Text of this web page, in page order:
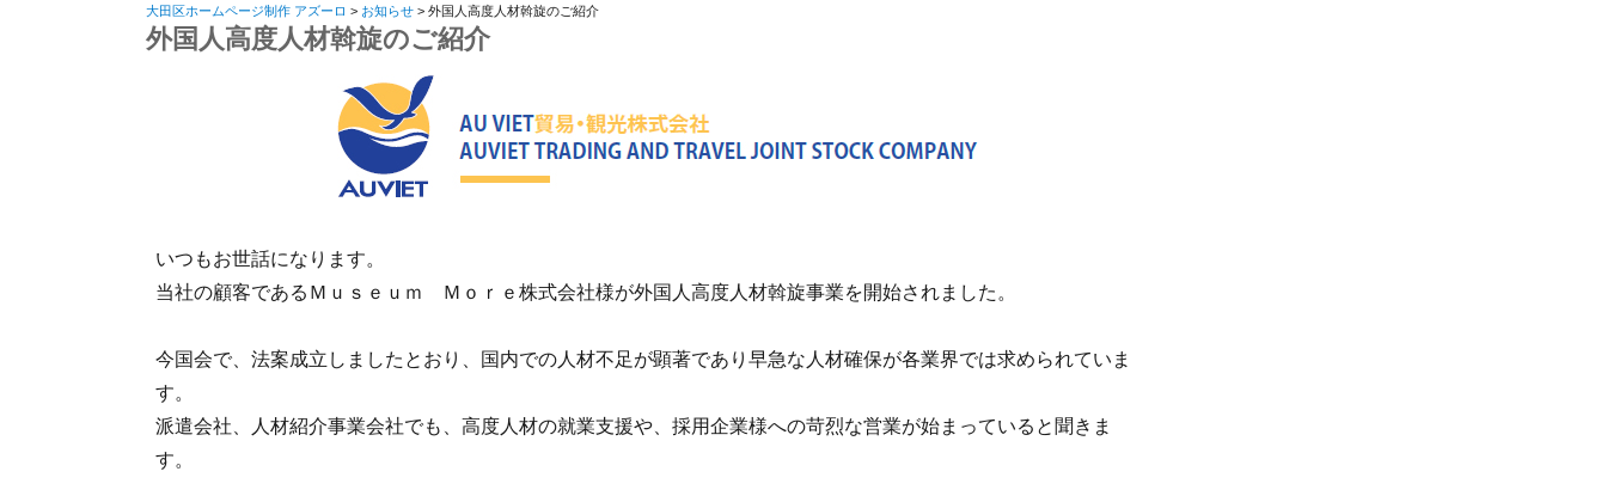
大田区ホームページ制作 アズーロ > お知らせ > 外国人高度人材斡旋のご紹介
外国人高度人材斡旋のご紹介
いつもお世話になります。
当社の顧客であるＭｕｓｅｕｍ Ｍｏｒｅ株式会社様が外国人高度人材斡旋事業を開始されました。
今国会で、法案成立しましたとおり、国内での人材不足が顕著であり早急な人材確保が各業界では求められていま
す。
派遣会社、人材紹介事業会社でも、高度人材の就業支援や、採用企業様への苛烈な営業が始まっていると聞きま
す。